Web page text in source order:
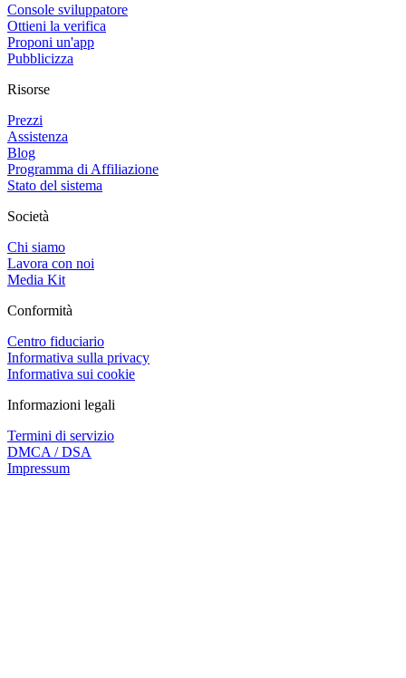
Console sviluppatore
Ottieni la verifica
Proponi un'app
Pubblicizza
Risorse
Prezzi
Assistenza
Blog
Programma di Affiliazione
Stato del sistema
Società
Chi siamo
Lavora con noi
Media Kit
Conformità
Centro fiduciario
Informativa sulla privacy
Informativa sui cookie
Informazioni legali
Termini di servizio
DMCA / DSA
Impressum